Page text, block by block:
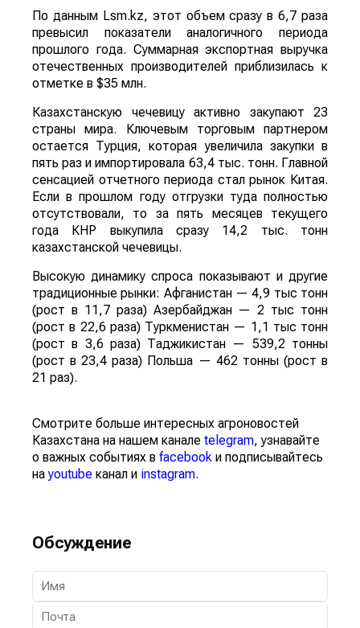
По данным Lsm.kz, этот объем сразу в 6,7 раза
превысил показатели аналогичного периода
прошлого года. Суммарная экспортная выручка
отечественных производителей приблизилась к
отметке в $35 млн.
Казахстанскую чечевицу активно закупают 23
страны мира. Ключевым торговым партнером
остается Турция, которая увеличила закупки в
пять раз и импортировала 63,4 тыс. тонн. Главной
сенсацией отчетного периода стал рынок Китая.
Если в прошлом году отгрузки туда полностью
отсутствовали, то за пять месяцев текущего
года КНР выкупила сразу 14,2 тыс. тонн
казахстанской чечевицы.
Высокую динамику спроса показывают и другие
традиционные рынки: Афганистан — 4,9 тыс тонн
(рост в 11,7 раза) Азербайджан — 2 тыс тонн
(рост в 22,6 раза) Туркменистан — 1,1 тыс тонн
(рост в 3,6 раза) Таджикистан — 539,2 тонны
(рост в 23,4 раза) Польша — 462 тонны (рост в
21 раз).
Смотрите больше интересных агроновостей
Казахстана на нашем канале telegram, узнавайте
о важных событиях в facebook и подписывайтесь
наyoutube канал и instagram.
Обсуждение